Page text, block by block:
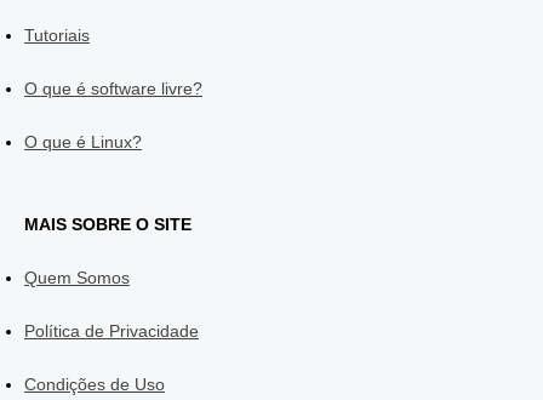
Tutoriais
O que é software livre?
O que é Linux?
MAIS SOBRE O SITE
Quem Somos
Política de Privacidade
Condições de Uso